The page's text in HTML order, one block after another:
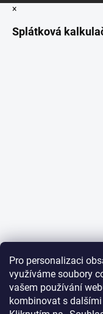
Pro personalizaci
využíváme soubory
vašem používání
kombinovat s
×
Splátková